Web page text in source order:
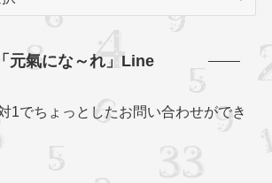
「元氣にな～れ」Line
1でちょっとしたお問い合わせができ